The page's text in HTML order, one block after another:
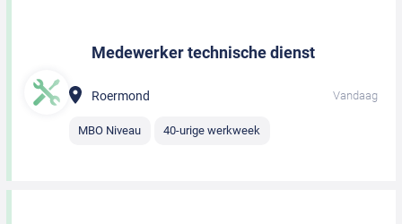
Medewerker technische dienst
Roermond Vandaag
MBO Niveau 40-urige werkweek